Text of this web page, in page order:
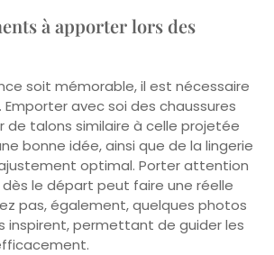
à apporter lors des
soit mémorable, il est nécessaire
avec soi des chaussures
de talons similaire à celle projetée
bonne idée, ainsi que de la lingerie
optimal. Porter attention
le départ peut faire une réelle
pas, également, quelques photos
inspirent, permettant de guider les